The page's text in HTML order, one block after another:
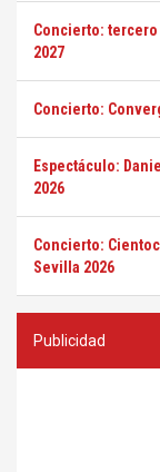
Concierto:
2027
Concierto:
Espectáculo:
2026
Concierto:
Sevilla 2026
Publicidad